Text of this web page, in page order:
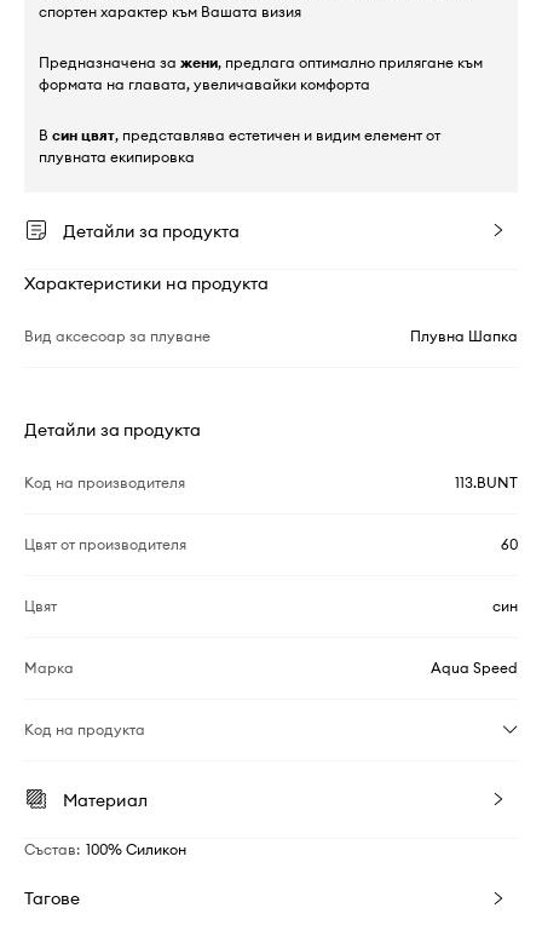
спортен характер към Вашата визия
Предназначена за жени, предлага оптимално прилягане към
формата на главата, увеличавайки комфорта
В син цвят, представлява естетичен и видим елемент от
плувната екипировка
Детайли за продукта
Характеристики на продукта
Вид аксесоар за плуване Плувна Шапка
Детайли за продукта
Код на производителя 113.BUNT
Цвят от производителя 60
Цвят син
Марка Aqua Speed
Код на продукта
Материал
Състав: 100% Силикон
Тагове